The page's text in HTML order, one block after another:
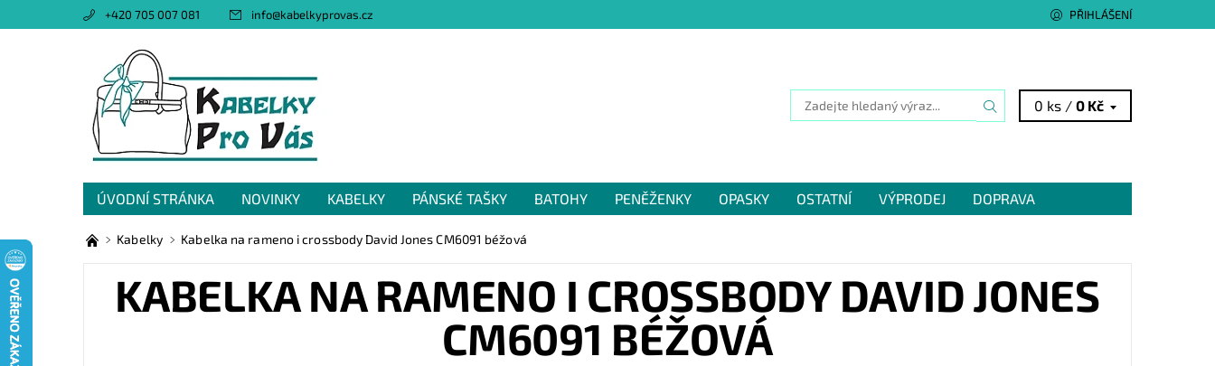
+420 705 007 081 info@kabelkyprovas.cz PŘIHLÁŠENÍ
0 ks /0 Kč
ÚVODNÍ STRÁNKA NOVINKY KABELKY PÁNSKÉ TAŠKY BATOHY PENĚŽENKY OPASKY OSTATNÍ VÝPRODEJ
DOPRAVA
OBCHODNÍ PODMÍNKY
GDPR NAPIŠTE NÁM
Kabelky Kabelka na rameno i crossbody David Jones CM6091 béžová
KABELKA NA RAMENO I CROSSBODY DAVID JONES
CM6091 BÉŽOVÁ